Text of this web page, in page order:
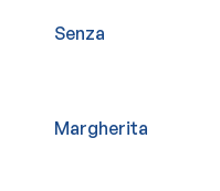
Senza
Margherita